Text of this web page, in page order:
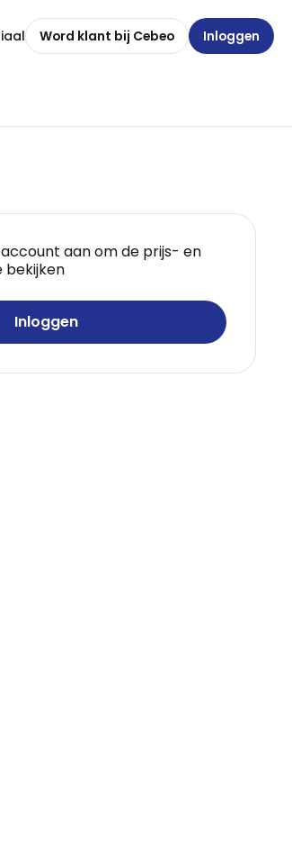
Word klant bij Cebeo Inloggen
aan om de prijs- en
Inloggen